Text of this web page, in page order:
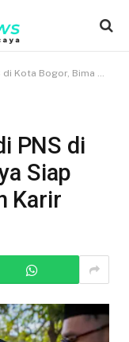
Siap Dorong Kembangkan Karir
PNS di
Siap
Karir